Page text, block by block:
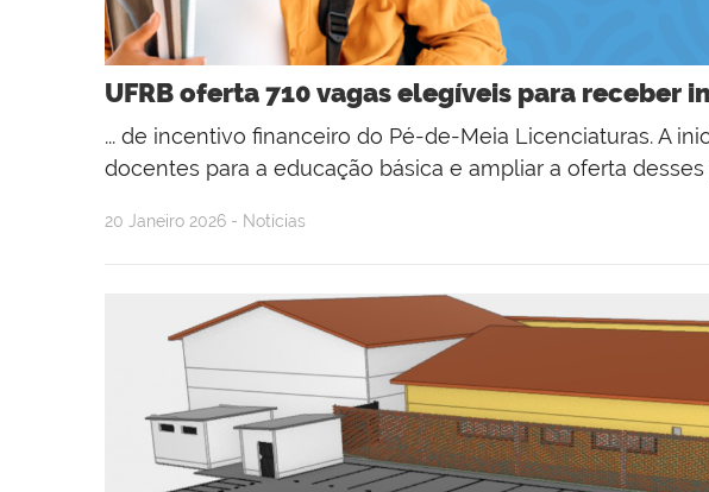
UFRB oferta 710 vagas elegíveis para receber
... de incentivo financeiro do Pé-de-Meia Licenciaturas. A
docentes para a educação básica e ampliar a oferta desses
20 Janeiro 2026 - Notícias